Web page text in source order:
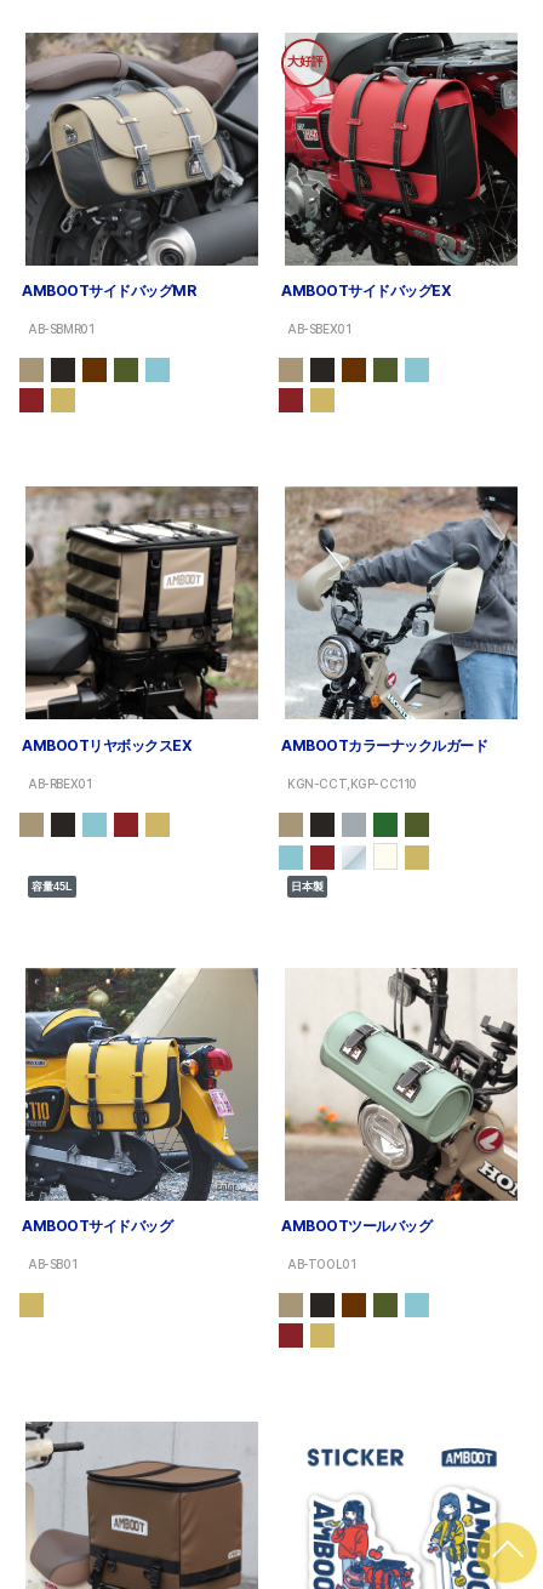
AMBOOTサイドバッグMR
AB-SBMR01
大好評
AMBOOTサイドバッグEX
AB-SBEX01
AMBOOTリヤボックスEX
AB-RBEX01
容量45L
AMBOOTカラーナックルガード
KGN-CCT,KGP-CC110
日本製
AMBOOTサイドバッグ
AB-SB01
AMBOOTツールバッグ
AB-TOOL01